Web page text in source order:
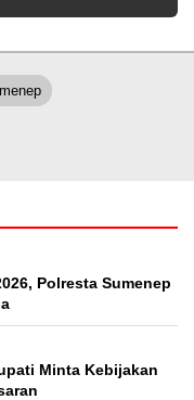
Polresta Sumenep
Minta Kebijakan